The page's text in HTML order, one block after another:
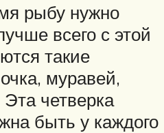
рыбу нужно
всего с этой
такие
муравей,
четверка
быть у каждого